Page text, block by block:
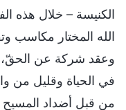
الكنيسة – خلال هذه
الله المختار مكاسب
وعقد شركة عن الحقّ،
في الحياة وقليل من
من قبل أضداد المسيح